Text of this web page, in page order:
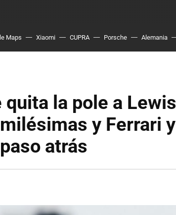
Maps Xiaomi CUPRA Porsche Alemania
la pole a Lewis
y Ferrari y
atrás